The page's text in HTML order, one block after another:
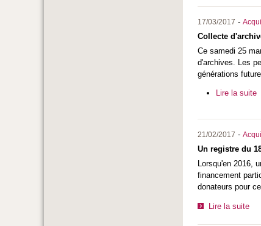
17/03/2017 -
Collecte
Ce samedi 25
d'archives. Les
générations
Lire la suite
21/02/2017 -
Un registre du
Lorsqu'en 2016,
financement
donateurs pour
Lire la suite